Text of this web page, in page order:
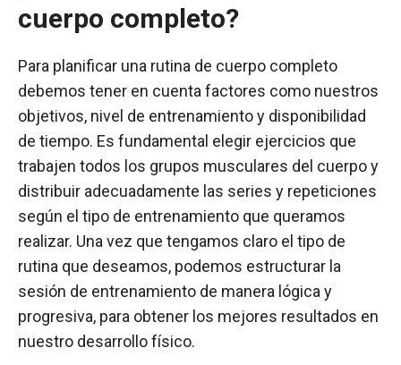
cuerpo completo?
Para planificar una rutina de cuerpo completo
debemos tener en cuenta factores como nuestros
objetivos, nivel de entrenamiento y disponibilidad
de tiempo. Es fundamental elegir ejercicios que
trabajen todos los grupos musculares del cuerpo y
distribuir adecuadamente las series y repeticiones
según el tipo de entrenamiento que queramos
realizar. Una vez que tengamos claro el tipo de
rutina que deseamos, podemos estructurar la
sesión de entrenamiento de manera lógica y
progresiva, para obtener los mejores resultados en
nuestro desarrollo físico.